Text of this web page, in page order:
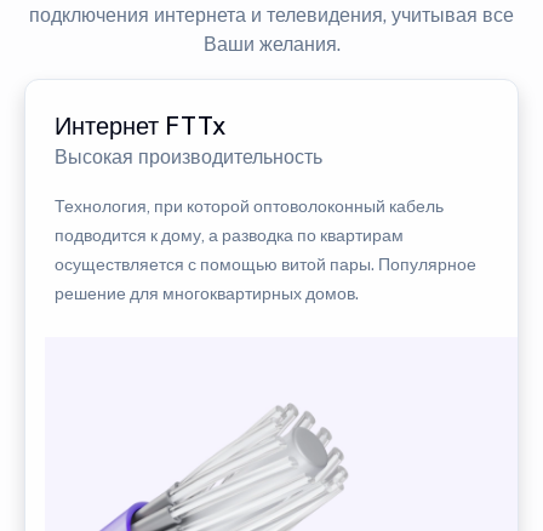
подключения интернета и телевидения, учитывая все
Ваши желания.
Интернет FTTx
Высокая производительность
Технология, при которой оптоволоконный кабель
подводится к дому, а разводка по квартирам
осуществляется с помощью витой пары. Популярное
решение для многоквартирных домов.